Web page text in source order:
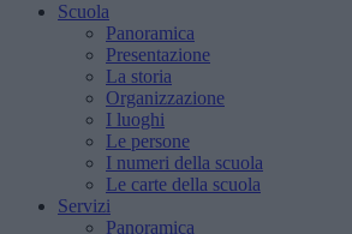
Scuola
Panoramica
Presentazione
La storia
Organizzazione
I luoghi
Le persone
I numeri della scuola
Le carte della scuola
Servizi
Panoramica